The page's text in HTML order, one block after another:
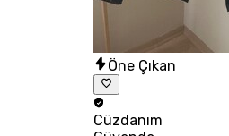
Öne Çıkan
Cüzdanım